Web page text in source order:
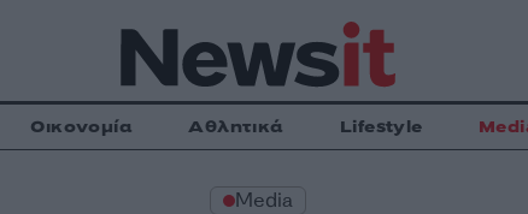
Οικονομία Αθλητικά Lifestyle
Media